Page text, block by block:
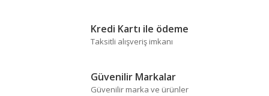
Gönder
Kredi Kartı ile ödeme
Taksitli alışveriş imkanı
Güvenilir Markalar
Güvenilir marka ve ürünler